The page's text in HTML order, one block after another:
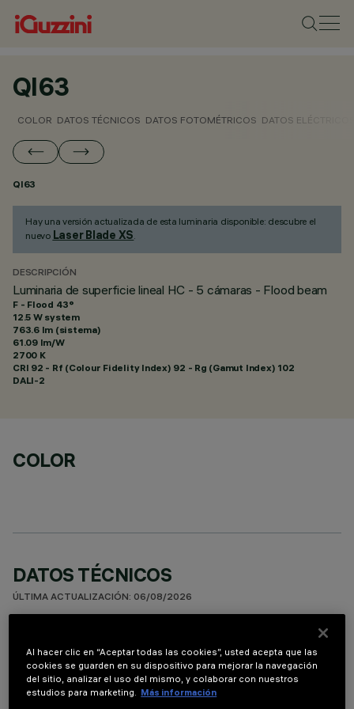
QI63
COLOR DATOS TÉCNICOS DATOS FOTOMÉTRICOS DATOS
QI63
Hay una versión actualizada de esta luminaria disponible: descubre el
nuevo Laser Blade XS.
DESCRIPCIÓN
Luminaria de superficie lineal HC - 5 cámaras - Flood beam
F - Flood 43°
12.5 W system
763.6 lm (sistema)
61.09 lm/W
2700 K
CRI 92 - Rf (Colour Fidelity Index) 92 - Rg (Gamut Index) 102
DALI-2
COLOR
DATOS TÉCNICOS
ÚLTIMA ACTUALIZACIÓN: 06/08/2026
Luminaria para instalación en techo de 5 elementos ópticos
para lámparas LED - ópticas fijas con reflectores Opti-Beam
de alta definición en material termoplástico metalizado. Pese
Al hacer clic en “Aceptar todas las cookies”, usted acepta que las
cookies se guarden en su dispositivo para mejorar la navegación
del sitio, analizar el uso del mismo, y colaborar con nuestros
estudios para marketing.
Más información